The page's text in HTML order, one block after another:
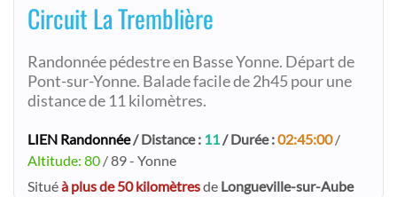
Circuit La Tremblière
Randonnée pédestre en Basse Yonne. Départ de
Pont-sur-Yonne. Balade facile de 2h45 pour une
distance de 11 kilomètres.
LIEN Randonnée/ Distance : 11/ Durée :02:45:00/
Altitude: 80 / 89 - Yonne
Situéà plus de 50 kilomètresde Longueville-sur-Aube